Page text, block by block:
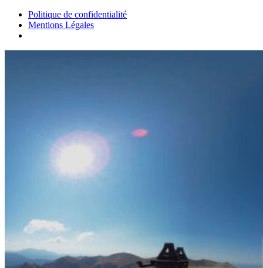
Politique de confidentialité
Mentions Légales